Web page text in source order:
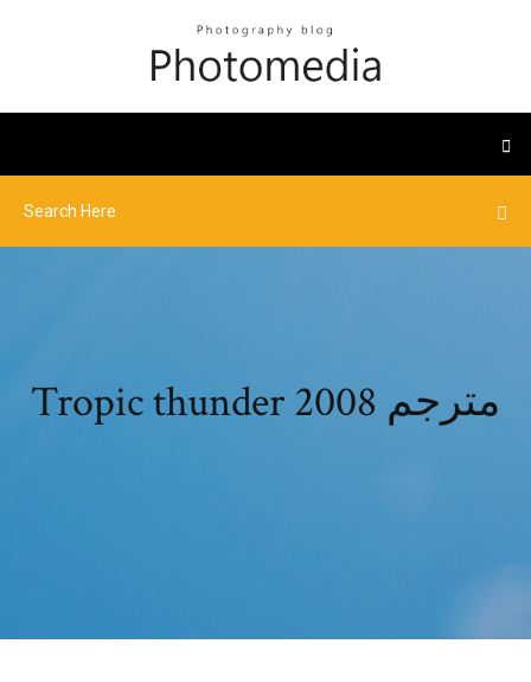
Tropic thunder 2008 مترجم